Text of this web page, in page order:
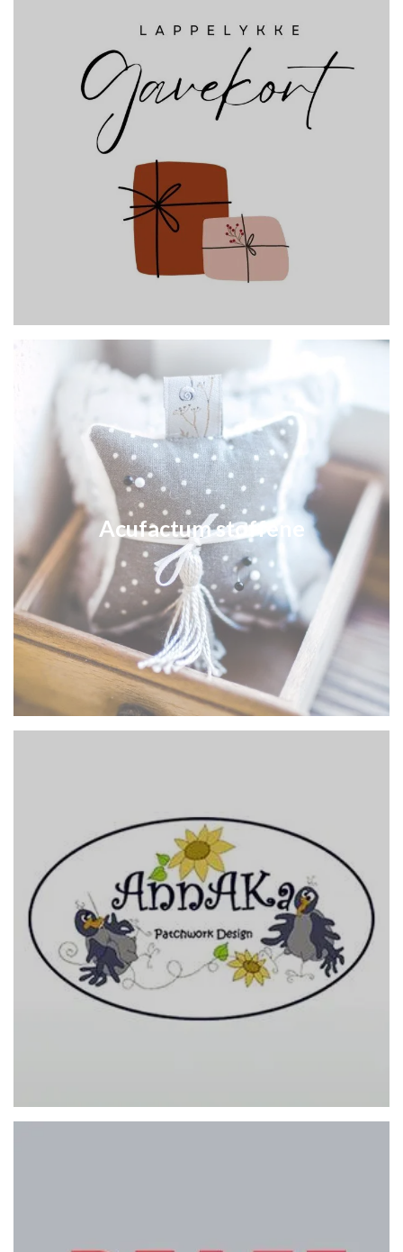
Acufactum stoffene